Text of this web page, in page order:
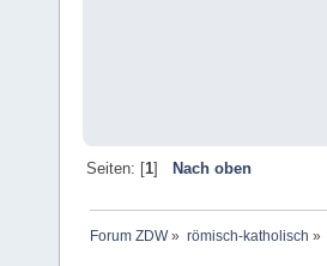
Seiten: [1] Nach oben
Forum ZDW» römisch-katholisch »